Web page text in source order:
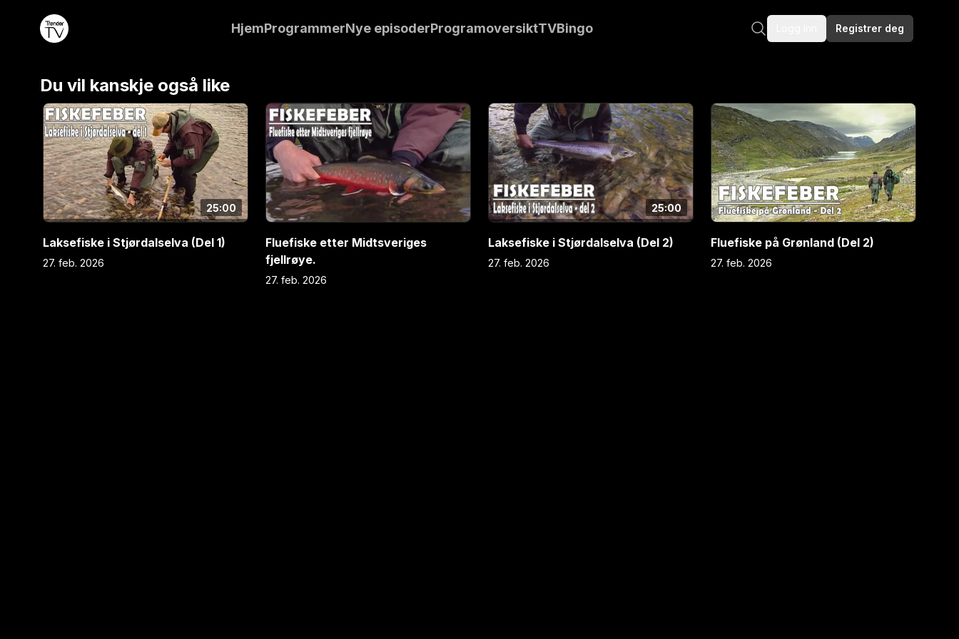
HjemProgrammerNye episoderProgramoversiktTVBingo Registrer deg
første reise til Grønland. Verdens største øy strekker seg fra det
arktiske isødet i nord til et mer vennlig klima på det sørvestlige
kysten som varmes av Golfstrømmen. Det er midten av august, og
reiser videre et par timer med båt før de kommer til den første av
de tre elvene de skal fiske i – Amitsuarssuq. Sjørøya er
eneherskende i det iskalde vannet i de Grønlandske elver. Første
kveld ved elva har gitt svar på det viktigste spørsmålet ; Er det
virkelig slik at røya på Grønland finnes i slike mengder som
beskrevet i fiskehistoriene ? Svaret er et rungende ”Ja” ! (S1E07)
(2000) (R) (Natur og fiske)
Du vil kanskje også like
25:00
Laksefiske i Stjørdalselva (Del 1)
27. feb. 2026
Fluefiske etter Midtsveriges
fjellrøye.
27. feb. 2026
25:00
Laksefiske i Stjørdalselva (Del 2)
27. feb. 2026
Fluefiske på Grønland (Del 2)
27. feb. 2026